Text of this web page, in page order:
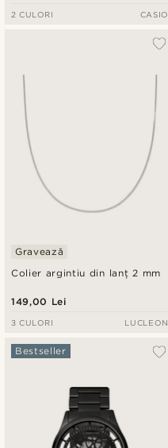
2 CULORI CASIO
Colier argintiu din lanț 2 mm
Gravează
149,00 Lei
3 CULORI LUCLEON
Bestseller